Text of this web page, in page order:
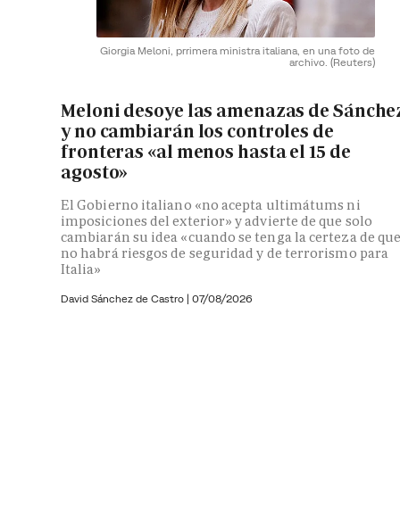
Giorgia Meloni, prrimera ministra italiana, en una foto de
archivo. (Reuters)
Meloni desoye las amenazas de
y no cambiarán los controles de
fronteras «al menos hasta el 15 de
agosto»
El Gobierno italiano «no acepta ultimátums ni
imposiciones del exterior» y advierte de que solo
cambiarán su idea «cuando se tenga la certeza de
no habrá riesgos de seguridad y de terrorismo para
Italia»
David Sánchez de Castro | 07/08/2026